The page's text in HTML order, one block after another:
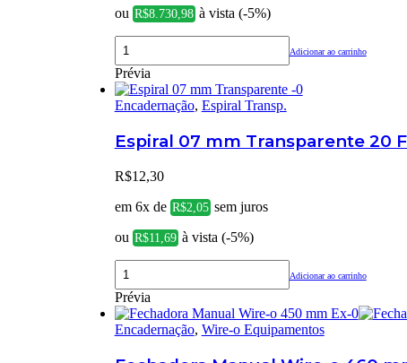
ou R$8.730,98 à vista (-5%)
Adicionar ao carrinho
Prévia
Encadernação, Espiral Transp.
Espiral 07 mm Transparente 20
R$12,30
em 6x de R$2,05 sem juros
ou R$11,69 à vista (-5%)
Adicionar ao carrinho
Prévia
Encadernação, Wire-o Equipamentos